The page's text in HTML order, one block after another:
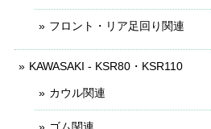
フロント・リア足回り関連
KAWASAKI - KSR80・KSR110
カウル関連